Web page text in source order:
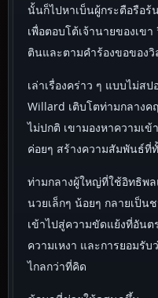
นั้นก็ไปหาเบ็นผู้กระตือรือ
เพื่อตอบโต้เจ้านายของเข
ตินและตามคำร้องขอของวิ
เล่าเรื่องคร่าว ๆ แบบไม่สป
Willard เติบโตท่ามกลางค
ไม่ปกติ เขามองหาความเข้
ค่อยๆ สร้างความสัมพันธ์ที่
ท่ามกลางผู้ใหญ่ที่ใช้อิทธิพล
นวยเล็กๆ น้อยๆ กลายเป็
เข้าไปสู่ความขัดแย้งที่อันต
ความเหงา และการยอมรั
ไกลกว่าที่คิด